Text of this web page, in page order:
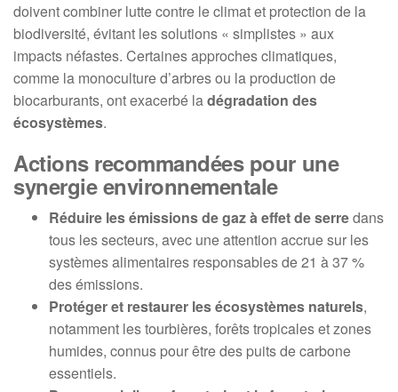
doivent combiner lutte contre le climat et protection de la
biodiversité, évitant les solutions « simplistes » aux
impacts néfastes. Certaines approches climatiques,
comme la monoculture d’arbres ou la production de
biocarburants, ont exacerbé ladégradation des
écosystèmes.
Actions recommandées pour une
synergie environnementale
Réduire les émissions de gaz à effet de serredans
tous les secteurs, avec une attention accrue sur les
systèmes alimentaires responsables de 21 à 37 %
des émissions.
Protéger et restaurer les écosystèmes naturels,
notamment les tourbières, forêts tropicales et zones
humides, connus pour être des puits de carbone
essentiels.